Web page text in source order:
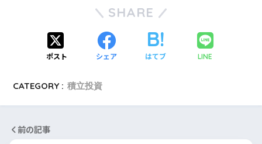
SHARE
ポスト シェア はてブ LINE
CATEGORY : 積立投資
前の記事